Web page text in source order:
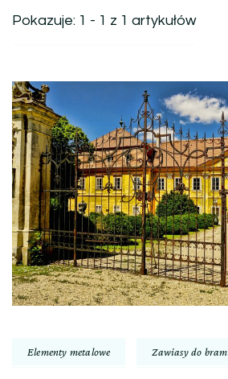
Pokazuje: 1 - 1 z 1 artykułów
Elementy metalowe Zawiasy do bram